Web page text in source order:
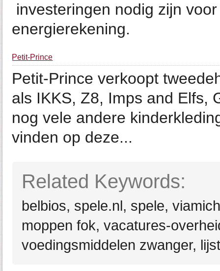
investeringen nodig zijn
energierekening.
Petit-Prince
Petit-Prince verkoopt
als IKKS, Z8, Imps and Elfs,
nog vele andere
vinden op deze...
Related Keywords:
belbios, spele.nl, spele,
moppen fok, vacatures-
voedingsmiddelen zwanger,